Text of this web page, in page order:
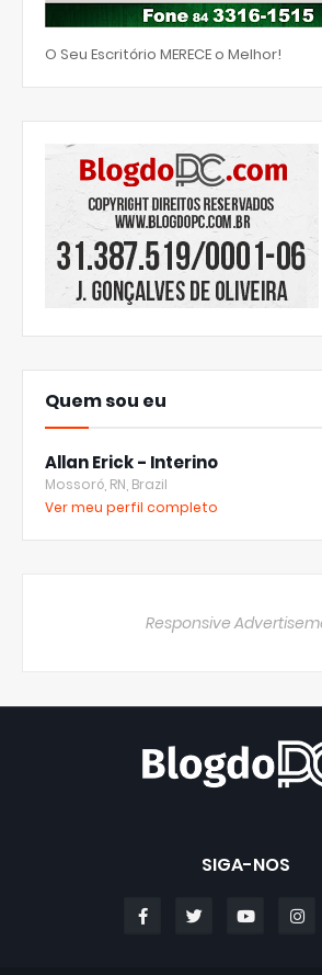
O Seu Escritório MERECE o Melhor!
Quem sou eu
Allan Erick - Interino
Mossoró, RN, Brazil
Ver meu perfil completo
Responsive
SIGA-NOS